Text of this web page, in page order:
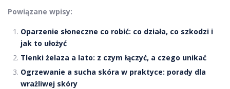
Powiązane wpisy:
Oparzenie słoneczne co robić: co działa, co szkodzi i
jak to ułożyć
Tlenki żelaza a lato: z czym łączyć, a czego unikać
Ogrzewanie a sucha skóra w praktyce: porady dla
wrażliwej skóry